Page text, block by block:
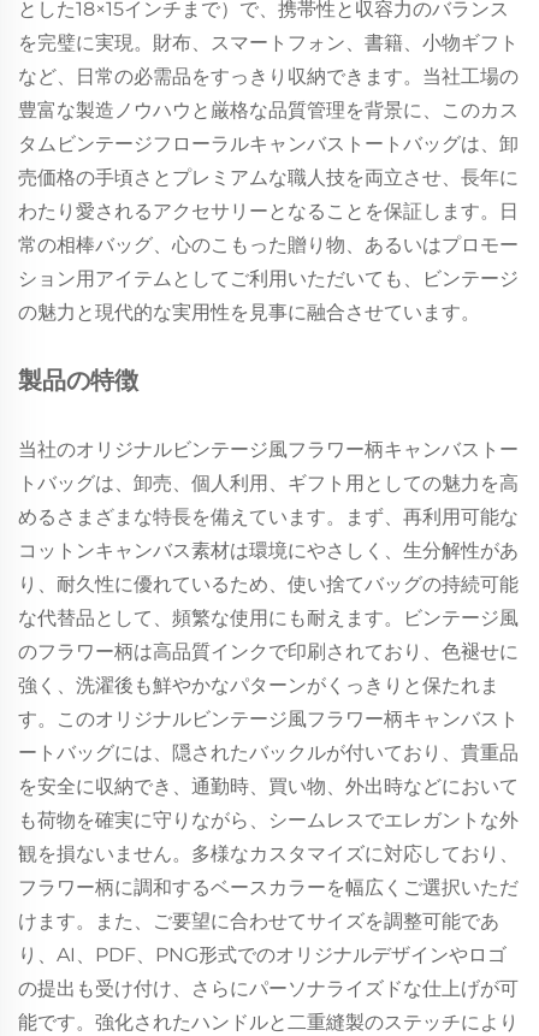
とした18×15インチまで）で、携帯性と収容力のバランス
を完璧に実現。財布、スマートフォン、書籍、小物ギフト
など、日常の必需品をすっきり収納できます。当社工場の
豊富な製造ノウハウと厳格な品質管理を背景に、このカス
タムビンテージフローラルキャンバストートバッグは、卸
売価格の手頃さとプレミアムな職人技を両立させ、長年に
わたり愛されるアクセサリーとなることを保証します。日
常の相棒バッグ、心のこもった贈り物、あるいはプロモー
ション用アイテムとしてご利用いただいても、ビンテージ
の魅力と現代的な実用性を見事に融合させています。
製品の特徴
当社のオリジナルビンテージ風フラワー柄キャンバストー
トバッグは、卸売、個人利用、ギフト用としての魅力を高
めるさまざまな特長を備えています。まず、再利用可能な
コットンキャンバス素材は環境にやさしく、生分解性があ
り、耐久性に優れているため、使い捨てバッグの持続可能
な代替品として、頻繁な使用にも耐えます。ビンテージ風
のフラワー柄は高品質インクで印刷されており、色褪せに
強く、洗濯後も鮮やかなパターンがくっきりと保たれま
す。このオリジナルビンテージ風フラワー柄キャンバスト
ートバッグには、隠されたバックルが付いており、貴重品
を安全に収納でき、通勤時、買い物、外出時などにおいて
も荷物を確実に守りながら、シームレスでエレガントな外
観を損ないません。多様なカスタマイズに対応しており、
フラワー柄に調和するベースカラーを幅広くご選択いただ
けます。また、ご要望に合わせてサイズを調整可能であ
り、AI、PDF、PNG形式でのオリジナルデザインやロゴ
の提出も受け付け、さらにパーソナライズドな仕上げが可
能です。強化されたハンドルと二重縫製のステッチにより